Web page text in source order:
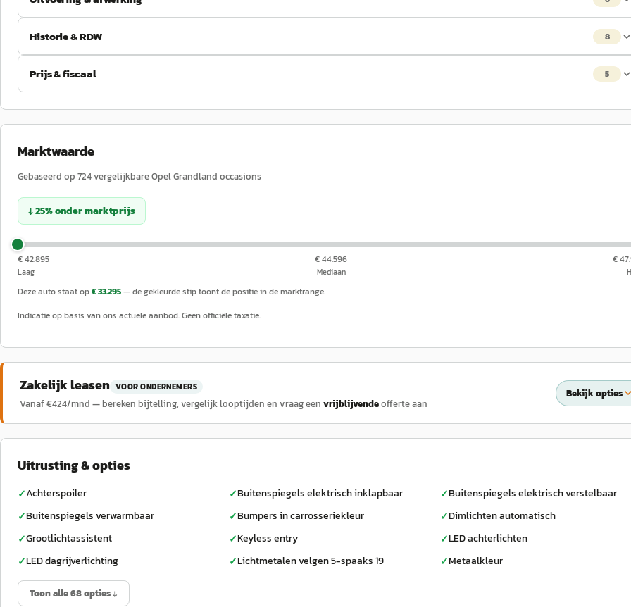
Historie & RDW 8
Prijs & fiscaal 5
Marktwaarde
Gebaseerd op 724vergelijkbareOpelGrandland occasions
↓25%ondermarktprijs
€ 42.895
Laag
€ 44.596
Mediaan
€
Deze auto staat op€ 33.295— de gekleurde stip toont de positie in de marktrange.
Indicatie op basis van ons actuele aanbod. Geen officiële taxatie.
Zakelijk leasen VOOR ONDERNEMERS
Vanaf €424/mnd — bereken bijtelling, vergelijk looptijden en vraag een vrijblijvendeofferte aan
Bekijk opties
Uitrusting & opties
✓Achterspoiler ✓Buitenspiegels elektrisch inklapbaar ✓Buitenspiegels elektrisch verstelbaar
✓Buitenspiegels verwarmbaar ✓Bumpers in carrosseriekleur ✓Dimlichten automatisch
✓Grootlichtassistent ✓Keyless entry ✓LED achterlichten
✓LED dagrijverlichting ✓Lichtmetalen velgen 5-spaaks 19 ✓Metaalkleur
Toon alle 68 opties ↓